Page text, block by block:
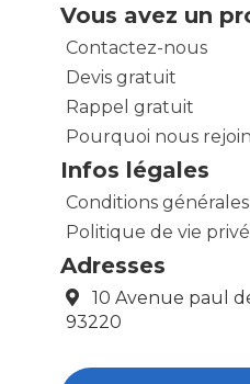
Vous avez un
Contactez-nous
Devis gratuit
Rappel gratuit
Pourquoi nous
Infos légales
Conditions générales
Politique de vie
Adresses
10 Avenue paul
93220